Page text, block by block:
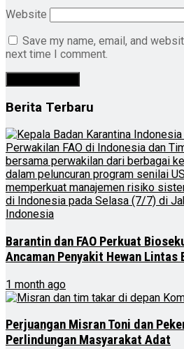
Website
Save my name, email, and
next time I comment.
Berita Terbaru
Barantin dan FAO Perkuat
Ancaman Penyakit Hewan Lintas
1 month ago
Perjuangan Misran Toni dan
Perlindungan Masyarakat Adat